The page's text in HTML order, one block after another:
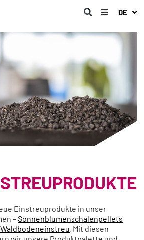
DE
Einstreuprodukte in unser
–Sonnenblumenschalenpellets
Waldbodeneinstreu . Mit diesen
wir unsere Produktpalette und